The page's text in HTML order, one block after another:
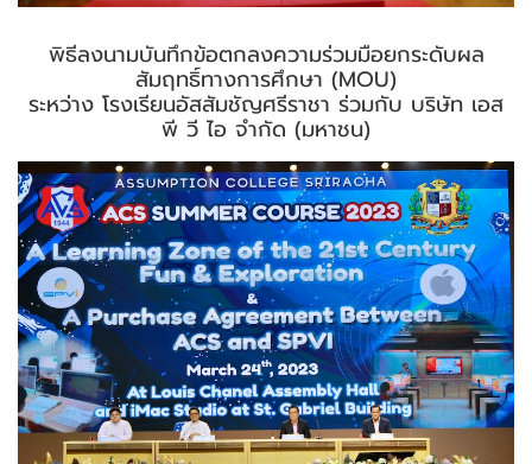
พิธีลงนามบันทึกข้อตกลงความร่วมมือยกระดับผล
สัมฤทธิ์ทางการศึกษา (MOU)
ระหว่าง โรงเรียนอัสสัมชัญศรีราชา ร่วมกับ บริษัท เอส
พี วี ไอ จำกัด (มหาชน)